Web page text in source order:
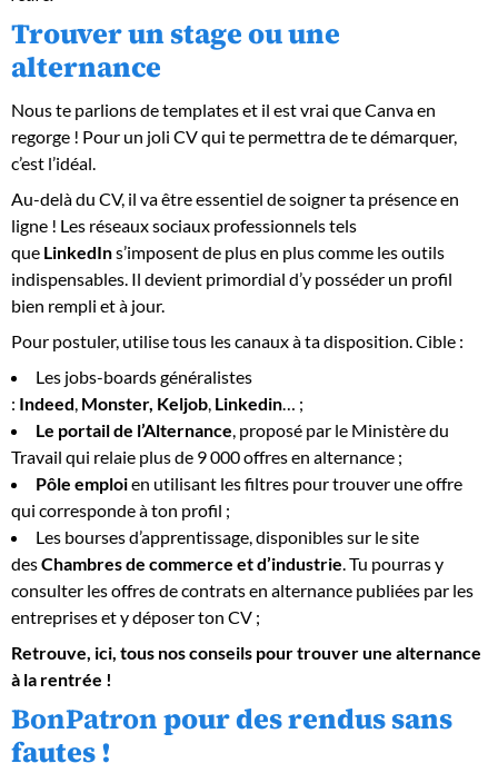
Trouver un stage ou une
alternance
Nous te parlions de templates et il est vrai que Canva en
regorge ! Pour un joli CV qui te permettra de te démarquer,
c’est l’idéal.
Au-delà du CV, il va être essentiel de soigner ta présence en
ligne ! Les réseaux sociaux professionnels tels
que LinkedIns’imposent de plus en plus comme les outils
indispensables. Il devient primordial d’y posséder un profil
bien rempli et à jour.
Pour postuler, utilise tous les canaux à ta disposition. Cible :
Les jobs-boards généralistes
: Indeed, Monster, Keljob, Linkedin… ;
Le portail de l’Alternance, proposé par le Ministère du
Travail qui relaie plus de 9 000 offres en alternance ;
Pôle emploien utilisant les filtres pour trouver une offre
qui corresponde à ton profil ;
Les bourses d’apprentissage, disponibles sur le site
desChambres de commerce et d’industrie. Tu pourras y
consulter les offres de contrats en alternance publiées par les
entreprises et y déposer ton CV ;
Retrouve, ici, tous nos conseils pour trouver une alternance
à la rentrée !
BonPatronpour des rendus sans
fautes !